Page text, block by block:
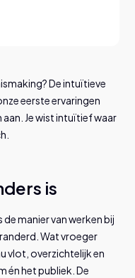
De intuïtieve
eerste ervaringen
Je wist intuïtief waar
is
manier van werken bij
Wat vroeger
vlot, overzichtelijk en
én het publiek. De